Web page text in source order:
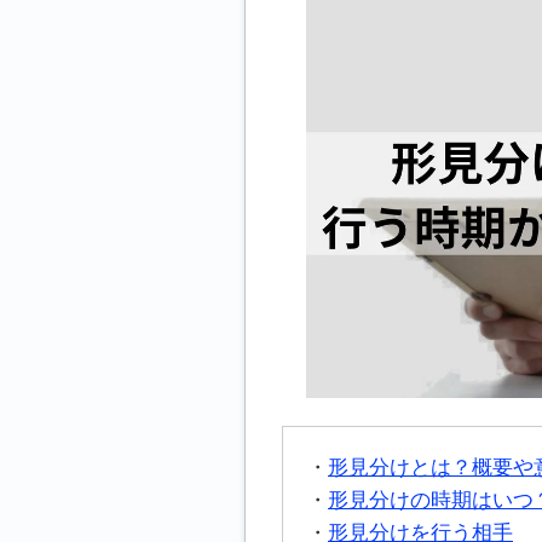
形見分けとは？概要や
形見分けの時期はいつ
形見分けを行う相手